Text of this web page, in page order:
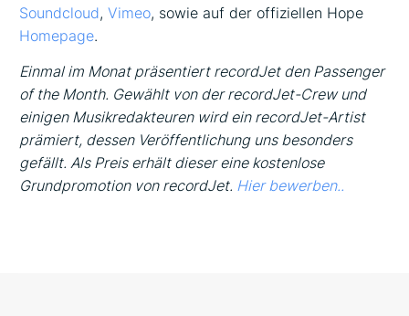
Soundcloud,Vimeo, sowie auf der offiziellen Hope
Homepage.
Einmal im Monat präsentiert recordJet den Passenger
of the Month. Gewählt von der recordJet-Crew und
einigen Musikredakteuren wird ein recordJet-Artist
prämiert, dessen Veröffentlichung uns besonders
gefällt. Als Preis erhält dieser eine kostenlose
Grundpromotion von recordJet. Hier bewerben..